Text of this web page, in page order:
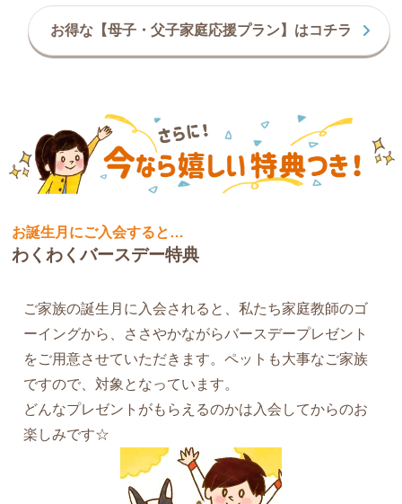
お得な【母子・父子家庭応援プラン】はコチラ
お誕生月にご入会すると…
わくわくバースデー特典
ご家族の誕生月に入会されると、私たち家庭教師のゴ
ーイングから、ささやかながらバースデープレゼント
をご用意させていただきます。ペットも大事なご家族
ですので、対象となっています。
どんなプレゼントがもらえるのかは入会してからのお
楽しみです☆